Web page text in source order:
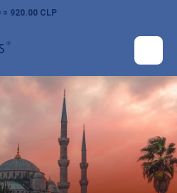
= 920.00 CLP